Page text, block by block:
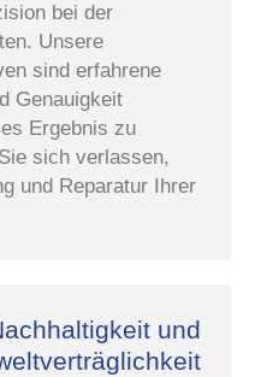
bei der
Unsere
sind erfahrene
Genauigkeit
Ergebnis zu
sich verlassen,
und Reparatur Ihrer
und